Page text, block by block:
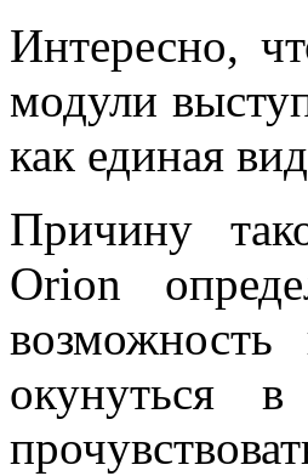
Интересно,
модули
как единая
Причину
Orion
возможность
окунуться